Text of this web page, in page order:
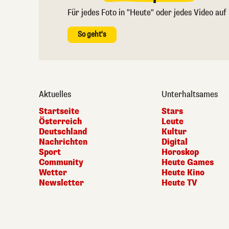
Für jedes Foto in "Heute" oder jedes Video
So geht's
Aktuelles
Startseite
Österreich
Deutschland
Nachrichten
Sport
Community
Wetter
Newsletter
Unterhaltsames
Stars
Leute
Kultur
Digital
Horoskop
Heute Games
Heute Kino
Heute TV